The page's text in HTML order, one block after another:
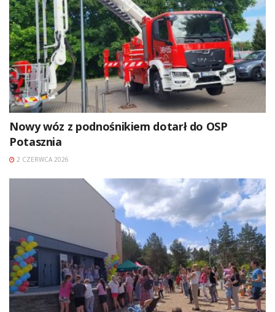
Nowy wóz z podnośnikiem dotarł do OSP
Potasznia
2 CZERWCA 2026